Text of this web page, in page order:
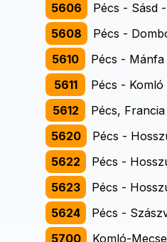
5606
Pécs - Sásd
5608
Pécs -
5610
Pécs -
5611
Pécs -
5612
Pécs,
5620
Pécs -
5622
Pécs -
5623
Pécs -
5624
Pécs -
5700
Komló-